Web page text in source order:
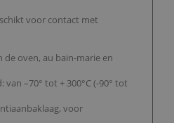
voor contact met
de oven, au bain-marie en
–70° tot + 300°C (-90° tot
voor